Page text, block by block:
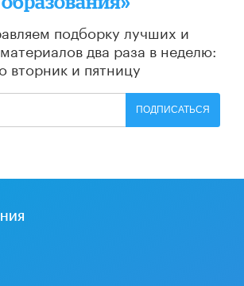
подборку лучших и
два раза в неделю:
вторник и пятницу
ПОДПИСАТЬСЯ